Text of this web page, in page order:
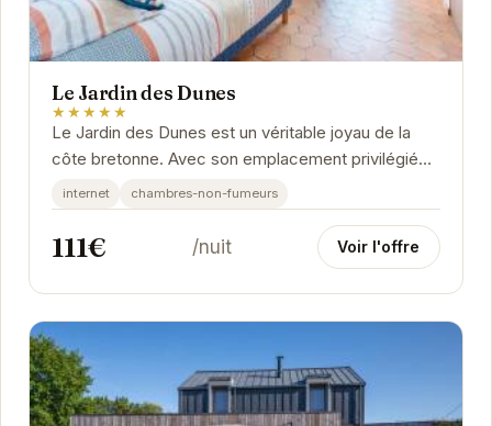
Le Jardin des Dunes
★★★★★
Le Jardin des Dunes est un véritable joyau de la
côte bretonne. Avec son emplacement privilégié
près de la plage et ses nombreux équipements,...
internet chambres-non-fumeurs
111€ /nuit Voir l'offre